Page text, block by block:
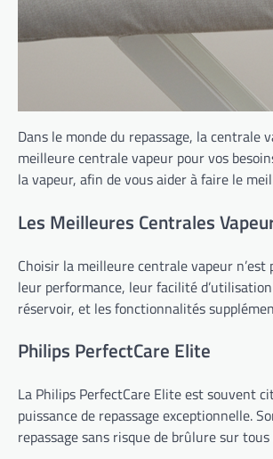
Dans le monde du repassage, la centrale
meilleure centrale vapeur pour vos
la vapeur, afin de vous aider à faire le
Les Meilleures Centrales
Choisir la meilleure centrale vapeur
leur performance, leur facilité
réservoir, et les fonctionnalités
Philips PerfectCare Elite
La Philips PerfectCare Elite est souvent
puissance de repassage exceptionnelle.
repassage sans risque de brûlure sur